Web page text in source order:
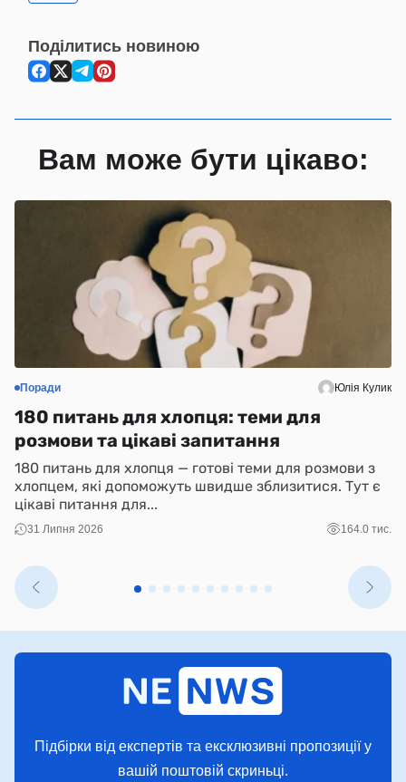
Поділитись новиною
Вам може бути цікаво:
Поради Юлія Кулик
180 питань для хлопця: теми для
розмови та цікаві запитання
180 питань для хлопця — готові теми для розмови з
хлопцем, які допоможуть швидше зблизитися. Тут є
цікаві питання для...
31 Липня 2026 164.0 тис.
Підбірки від експертів та ексклюзивні пропозиції у
вашій поштовій скриньці.